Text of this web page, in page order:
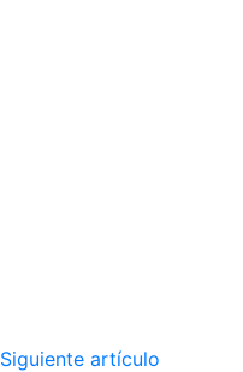
Siguiente artículo